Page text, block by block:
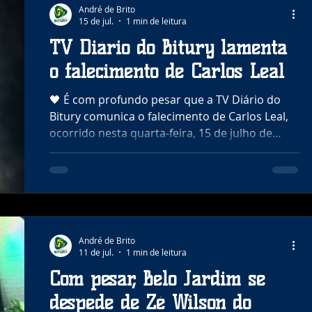
cidade, ele trabalhava como feirante e era
reconhecido pela venda de queijos nas feiras
livres de Belo Jardim e de municípios da região,
conquistando amigos e clientes por onde p
TV Diário do Bitury lamenta
o falecimento de Carlos Leal
🖤 É com profundo pesar que a TV Diário do
Bitury comunica o falecimento de Carlos Leal,
ocorrido nesta quarta-feira, 15 de julho de
2026, aos 67 anos. Conhecido por sua fé,
dedicação e serviço ao próximo, Carlos Leal
amigos e irmãos na fé. Neste momento de dor,
nos solidarizamos com todos os familiares e
amigos, rogando a Deus que conceda conforto
aos corações enlutados. "Disse-lhe Jesus:
André de Brito
15 de jul.
1 min de leitura
Com pesar, Belo Jardim se
despede de Zé Wilson do
André de Brito
11 de jul.
1 min de leitura